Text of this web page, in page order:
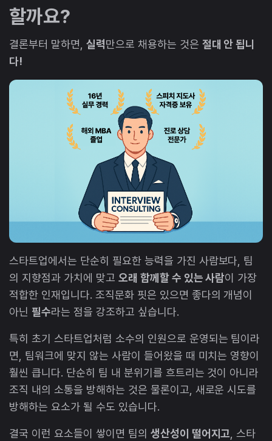
할까요?
결론부터 말하면, 실력만으로 채용하는 것은 절대 안 됩니
다!
스타트업에서는 단순히 필요한 능력을 가진 사람보다, 팀
의 지향점과 가치에 맞고 오래 함께할 수 있는 사람이 가장
적합한 인재입니다. 조직문화 핏은 있으면 좋다의 개념이
아닌 필수라는 점을 강조하고 싶습니다.
특히 초기 스타트업처럼 소수의 인원으로 운영되는 팀이라
면, 팀워크에 맞지 않는 사람이 들어왔을 때 미치는 영향이
훨씬 큽니다. 단순히 팀 내 분위기를 흐트리는 것이 아니라
조직 내의 소통을 방해하는 것은 물론이고, 새로운 시도를
방해하는 요소가 될 수도 있습니다.
결국 이런 요소들이 쌓이면 팀의 생산성이 떨어지고 , 스타